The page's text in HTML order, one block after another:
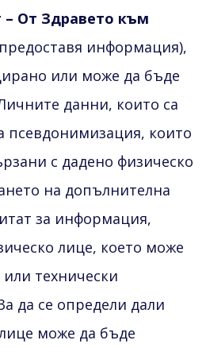
– От Здравето към
предоставя информация),
или може да бъде
данни, които са
псевдонимизация, които
с дадено физическо
на допълнителна
за информация,
лице, което може
технически
да се определи дали
може да бъде